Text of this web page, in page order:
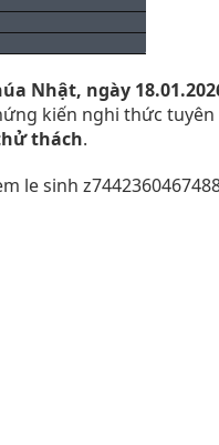
Nhật, ngày
kiến nghi thức tuyên
thách.